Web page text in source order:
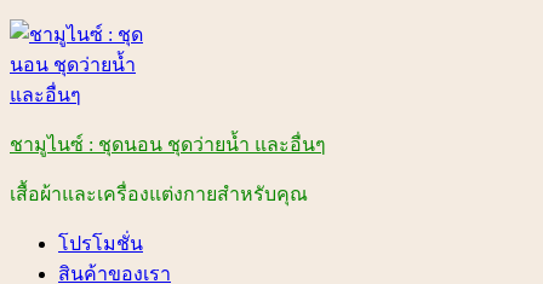
Skip
content
ชามูไนซ์ : ชุดนอน ชุดว่ายน้ำ และอื่นๆ
เสื้อผ้าและเครื่องแต่งกายสำหรับคุณ
โปรโมชั่น
สินค้าของเรา